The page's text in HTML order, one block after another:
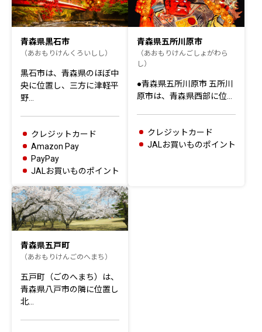
青森県黒石市
（あおもりけんくろいしし）
黒石市は、青森県のほぼ中
央に位置し、三方に津軽平
野…
クレジットカード
Amazon Pay
PayPay
JALお買いものポイント
青森県五所川原市
（あおもりけんごしょがわら
し）
●青森県五所川原市 五所川
原市は、青森県西部に位…
クレジットカード
JALお買いものポイント
青森県五戸町
（あおもりけんごのへまち）
五戸町（ごのへまち）は、
青森県八戸市の隣に位置し
北…